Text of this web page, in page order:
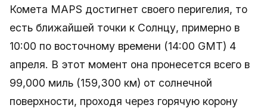
Комета MAPS достигнет своего перигелия, то
есть ближайшей точки к Солнцу, примерно в
10:00 по восточному времени (14:00 GMT) 4
апреля. В этот момент она пронесется всего в
99,000 миль (159,300 км) от солнечной
поверхности, проходя через горячую корону